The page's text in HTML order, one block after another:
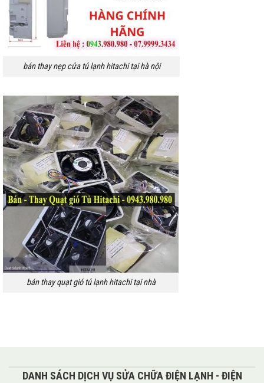
bán thay nẹp cửa tủ lạnh hitachi tại hà nội
bán thay quạt gió tủ lạnh hitachi tại nhà
DANH SÁCH DỊCH VỤ SỬA CHỮA ĐIỆN LẠNH - ĐIỆN